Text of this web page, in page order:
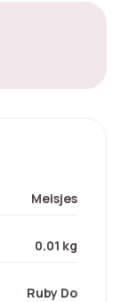
Meisjes
0.01 kg
Ruby Do